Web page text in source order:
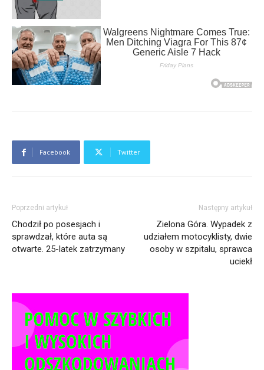
Facebook Twitter
Poprzedni artykuł
Chodził po posesjach i
sprawdzał, które auta są
otwarte. 25-latek zatrzymany
Następny artykuł
Zielona Góra. Wypadek z
udziałem motocyklisty, dwie
osoby w szpitalu, sprawca
uciekł